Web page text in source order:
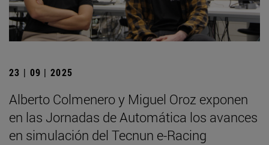
23 | 09 | 2025
Alberto Colmenero y Miguel Oroz exponen
en las Jornadas de Automática los avances
en simulación del Tecnun e-Racing